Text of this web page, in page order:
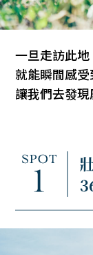
一旦走訪此地
就能瞬間感
讓我們去發